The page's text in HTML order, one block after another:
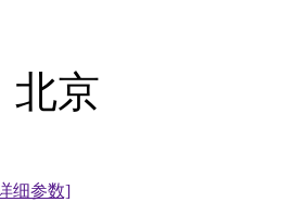
北京
细参数]